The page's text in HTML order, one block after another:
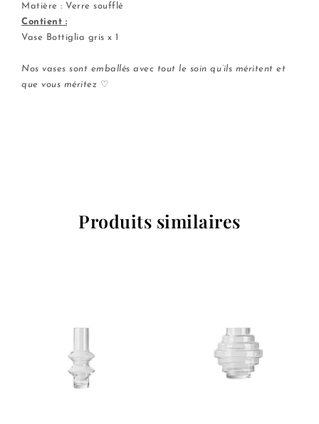
Matière : Verre soufflé
Contient :
Vase Bottiglia gris x 1
Nos vases sont emballés avec tout le soin qu’ils méritent et
que vous méritez ♡
Produits similaires